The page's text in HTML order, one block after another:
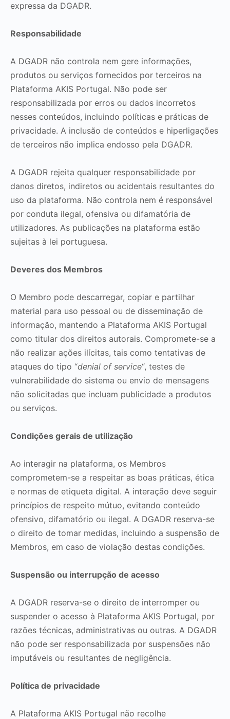
expressa da DGADR.
Responsabilidade
A DGADR não controla nem gere informações,
produtos ou serviços fornecidos por terceiros na
Plataforma AKIS Portugal. Não pode ser
responsabilizada por erros ou dados incorretos
nesses conteúdos, incluindo políticas e práticas de
privacidade. A inclusão de conteúdos e hiperligações
de terceiros não implica endosso pela DGADR.
A DGADR rejeita qualquer responsabilidade por
danos diretos, indiretos ou acidentais resultantes do
uso da plataforma. Não controla nem é responsável
por conduta ilegal, ofensiva ou difamatória de
utilizadores. As publicações na plataforma estão
sujeitas à lei portuguesa.
Deveres dos Membros
O Membro pode descarregar, copiar e partilhar
material para uso pessoal ou de disseminação de
informação, mantendo a Plataforma AKIS Portugal
como titular dos direitos autorais. Compromete-se a
não realizar ações ilícitas, tais como tentativas de
ataques do tipo “denial of service“, testes de
vulnerabilidade do sistema ou envio de mensagens
não solicitadas que incluam publicidade a produtos
ou serviços.
Condições gerais de utilização
Ao interagir na plataforma, os Membros
comprometem-se a respeitar as boas práticas, ética
e normas de etiqueta digital. A interação deve seguir
princípios de respeito mútuo, evitando conteúdo
ofensivo, difamatório ou ilegal. A DGADR reserva-se
o direito de tomar medidas, incluindo a suspensão de
Membros, em caso de violação destas condições.
Suspensão ou interrupção de acesso
A DGADR reserva-se o direito de interromper ou
suspender o acesso à Plataforma AKIS Portugal, por
razões técnicas, administrativas ou outras. A DGADR
não pode ser responsabilizada por suspensões não
imputáveis ou resultantes de negligência.
Política de privacidade
A Plataforma AKIS Portugal não recolhe